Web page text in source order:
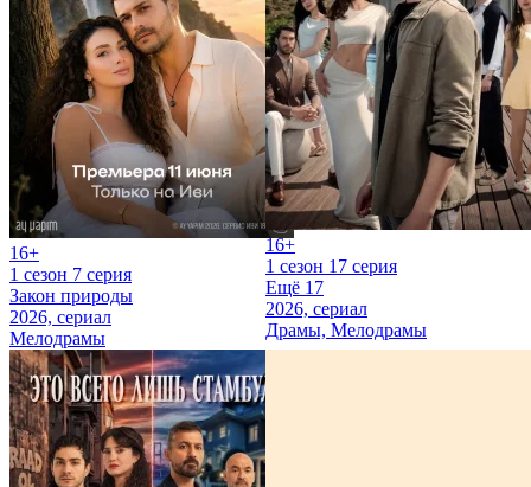
16+
1 сезон 7 серия
Закон природы
2026, сериал
Мелодрамы
16+
1 сезон 17 серия
Ещё 17
2026, сериал
Драмы, Мелодрамы